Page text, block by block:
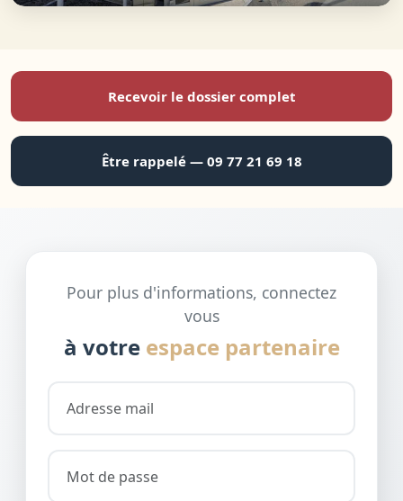
Recevoir le dossier complet
Être rappelé — 09 77 21 69 18
Pour plus d'informations, connectez
vous
à votre espace partenaire